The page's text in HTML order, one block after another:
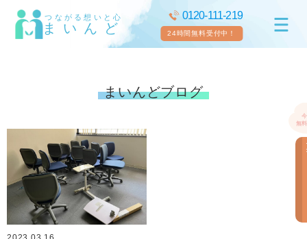
つながる想いと心
まいんど
0120-111-219
24時間無料受付中！
まいんどブログ